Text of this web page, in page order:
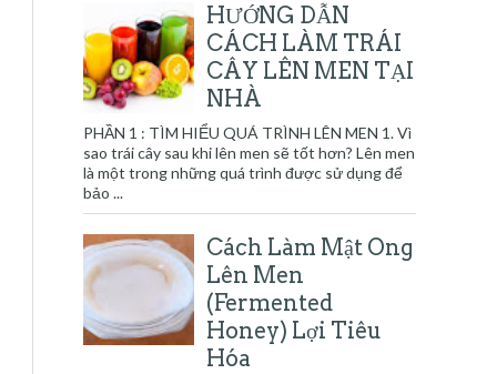
HƯỚNG DẪN
CÁCH LÀM TRÁI
CÂY LÊN MEN TẠI
NHÀ
PHẦN 1 : TÌM HIỂU QUÁ TRÌNH LÊN MEN 1. Vì
sao trái cây sau khi lên men sẽ tốt hơn? Lên men
là một trong những quá trình được sử dụng để
bảo ...
Cách Làm Mật Ong
Lên Men
(Fermented
Honey) Lợi Tiêu
Hóa